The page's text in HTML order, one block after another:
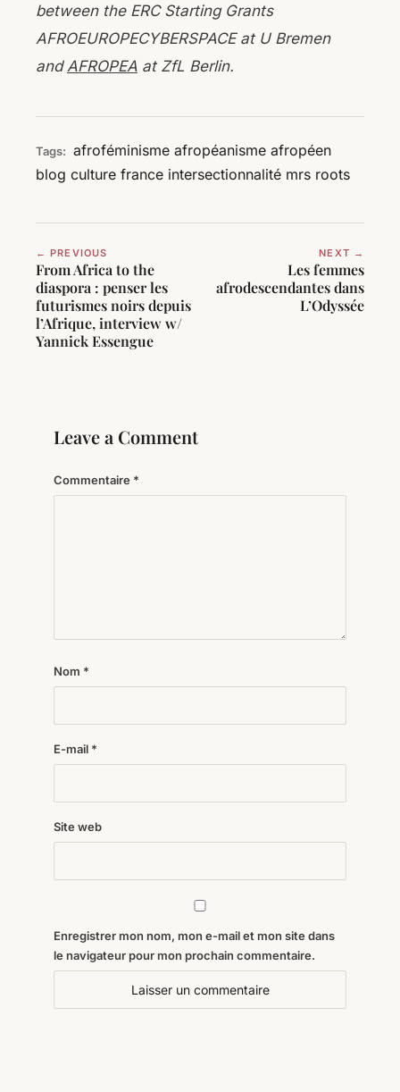
between the ERC Starting Grants
AFROEUROPECYBERSPACE at U Bremen
and AFROPEA at ZfL Berlin.
Tags: afroféminisme afropéanisme afropéen
blog culture france intersectionnalité mrs roots
← PREVIOUS
From Africa to the
diaspora : penser les
futurismes noirs depuis
l’Afrique, interview w/
Yannick Essengue
NEXT →
Les femmes
afrodescendantes dans
L’Odyssée
Leave a Comment
Commentaire *
Nom *
E-mail *
Site web
Enregistrer mon nom, mon e-mail et mon site dans
le navigateur pour mon prochain commentaire.